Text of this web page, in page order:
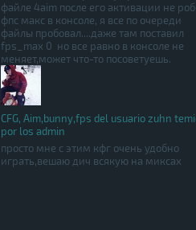
файле 4aim после его активации не
фпс макс в консоле, я все по очереди
файлы пробовал....даже там поставил
fps_max 0 но все равно в консоле не
меняет,может что-то посоветуешь.
CFG, Aim,bunny,fps del usuario zuhn
por los admin
просто мне с этим кфг очень удобно
играть,вешаю дич всякую на миксах